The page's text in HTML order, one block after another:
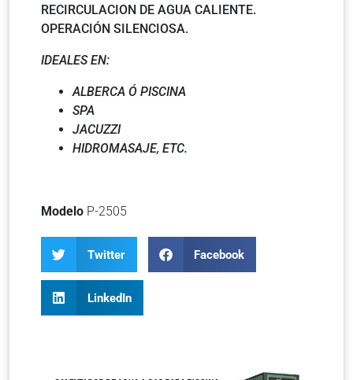
RECIRCULACION DE AGUA CALIENTE.
OPERACIÓN SILENCIOSA.
IDEALES EN:
ALBERCA Ó PISCINA
SPA
JACUZZI
HIDROMASAJE, ETC.
Modelo P-2505
Twitter Facebook
LinkedIn